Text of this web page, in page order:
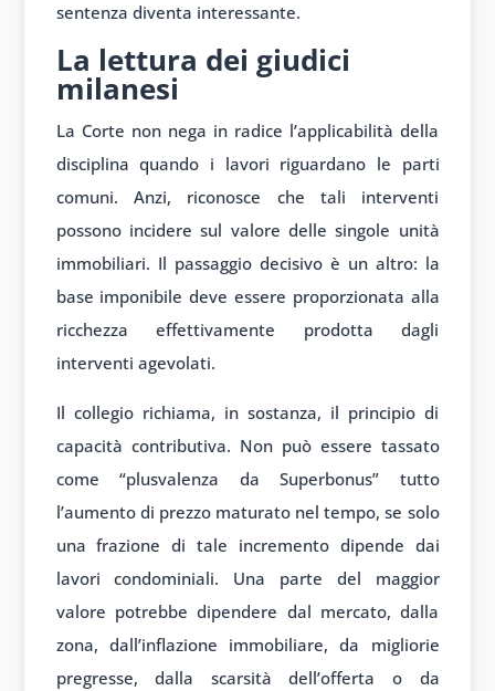
sentenza diventa interessante.
La lettura dei giudici
milanesi
La Corte non nega in radice l’applicabilità della
disciplina quando i lavori riguardano le parti
comuni. Anzi, riconosce che tali interventi
possono incidere sul valore delle singole unità
immobiliari. Il passaggio decisivo è un altro: la
base imponibile deve essere proporzionata alla
ricchezza effettivamente prodotta dagli
interventi agevolati.
Il collegio richiama, in sostanza, il principio di
capacità contributiva. Non può essere tassato
come “plusvalenza da Superbonus” tutto
l’aumento di prezzo maturato nel tempo, se solo
una frazione di tale incremento dipende dai
lavori condominiali. Una parte del maggior
valore potrebbe dipendere dal mercato, dalla
zona, dall’inflazione immobiliare, da migliorie
pregresse, dalla scarsità dell’offerta o da